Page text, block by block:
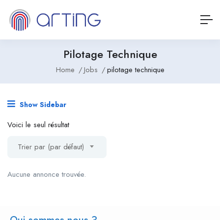
Pilotage Technique
Home Jobs pilotage technique
Show Sidebar
Voici le seul résultat
Trier par (par défaut)
Aucune annonce trouvée.